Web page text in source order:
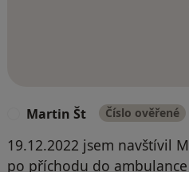
Martin Št Číslo ověřené
19.12.2022 jsem navštívil
po příchodu do